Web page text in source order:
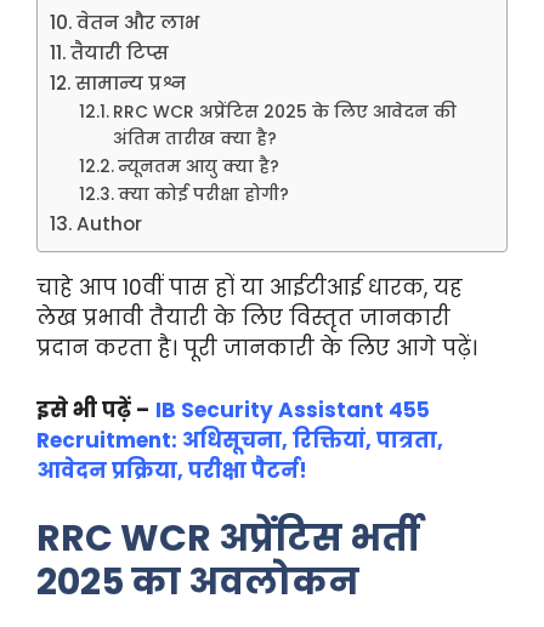
वेतन और लाभ
तैयारी टिप्स
सामान्य प्रश्न
RRC WCR अप्रेंटिस 2025 के लिए आवेदन की
अंतिम तारीख क्या है?
न्यूनतम आयु क्या है?
क्या कोई परीक्षा होगी?
Author
चाहे आप 10वीं पास हों या आईटीआई धारक, यह
लेख प्रभावी तैयारी के लिए विस्तृत जानकारी
प्रदान करता है। पूरी जानकारी के लिए आगे पढ़ें।
इसे भी पढ़ें – IB Security Assistant 455
Recruitment: अधिसूचना, रिक्तियां, पात्रता,
आवेदन प्रक्रिया, परीक्षा पैटर्न!
RRC WCR अप्रेंटिस भर्ती
2025 का अवलोकन